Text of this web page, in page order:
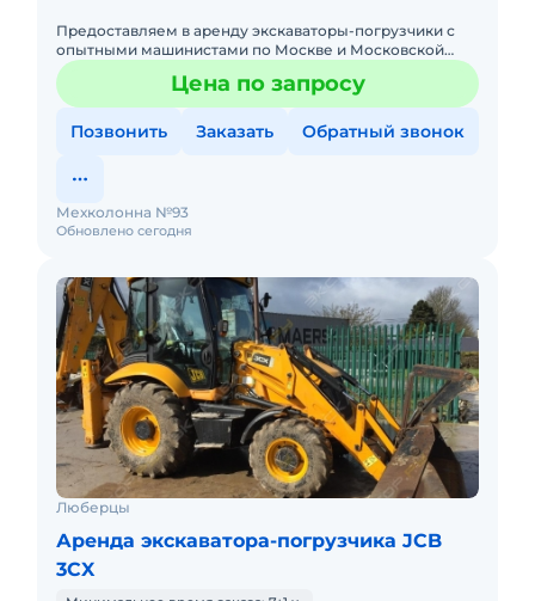
Предоставляем в аренду экскаваторы-погрузчики с
опытными машинистами по Москве и Московской
области. Любой вид аренды. Долгосрочный,
краткосрочный (почасовой, п
Цена по запросу
Позвонить Заказать Обратный звонок
Обновлено сегодня
Мехколонна №93
Люберцы
Аренда экскаватора-погрузчика JCB
3CX